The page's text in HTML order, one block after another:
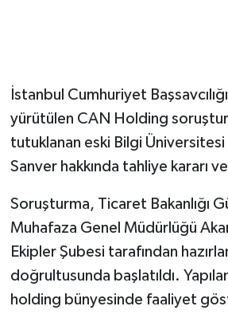
İstanbul Cumhuriyet
yürütülen CAN Holding
tutuklanan eski Bilgi
Sanver hakkında tahliye kararı
Soruşturma, Ticaret Bakanlığı
Muhafaza Genel Müdürlüğü
Ekipler Şubesi tarafından
doğrultusunda başlatıldı.
holding bünyesinde faaliyet
Siyaset
Sokak Hayvanlarını
Sonsöz Özel
Spor